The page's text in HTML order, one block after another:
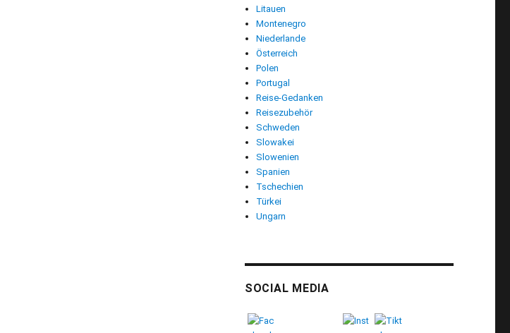
Litauen
Montenegro
Niederlande
Österreich
Polen
Portugal
Reise-Gedanken
Reisezubehör
Schweden
Slowakei
Slowenien
Spanien
Tschechien
Türkei
Ungarn
SOCIAL MEDIA